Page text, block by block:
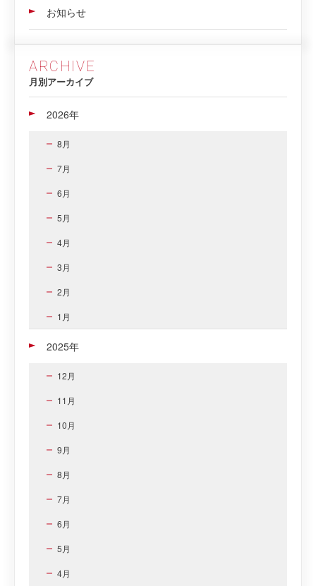
お知らせ
ARCHIVE
月別アーカイブ
2026年
8月
7月
6月
5月
4月
3月
2月
1月
2025年
12月
11月
10月
9月
8月
7月
6月
5月
4月